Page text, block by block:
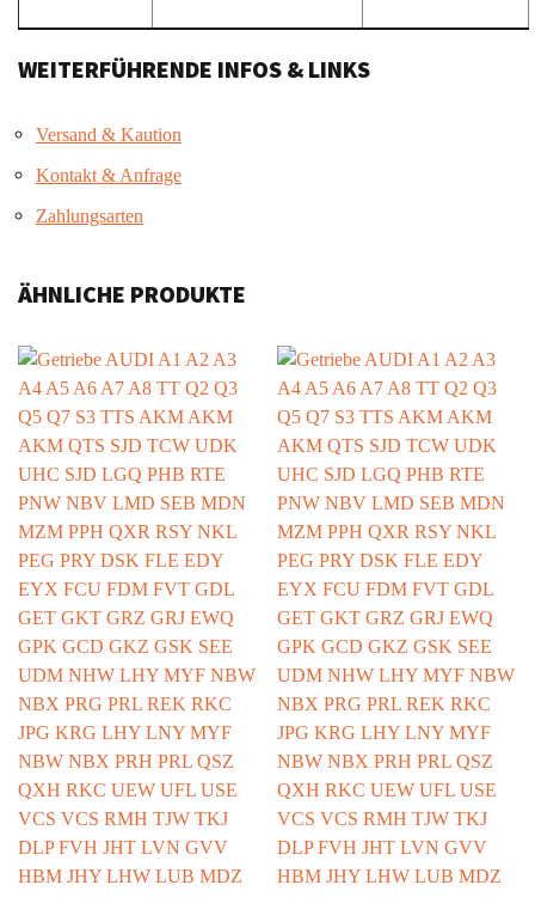
WEITERFÜHRENDE INFOS & LINKS
Versand & Kaution
Kontakt & Anfrage
Zahlungsarten
ÄHNLICHE PRODUKTE